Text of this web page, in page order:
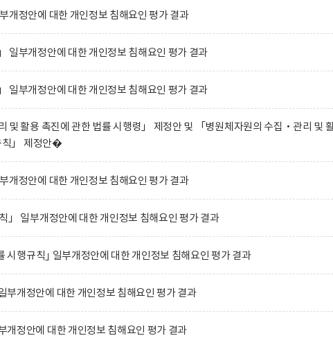
개정안에 대한 개인정보 침해요인 평가 결과
일부개정안에 대한 개인정보 침해요인 평가 결과
일부개정안에 대한 개인정보 침해요인 평가 결과
및 활용 촉진에 관한 법률 시행령」 제정안 및 「병원체자원의 수집‧관리 및
칙」 제정안�
개정안에 대한 개인정보 침해요인 평가 결과
」 일부개정안에 대한 개인정보 침해요인 평가 결과
시행규칙｣ 일부개정안에 대한 개인정보 침해요인 평가 결과
부개정안에 대한 개인정보 침해요인 평가 결과
개정안에 대한 개인정보 침해요인 평가 결과